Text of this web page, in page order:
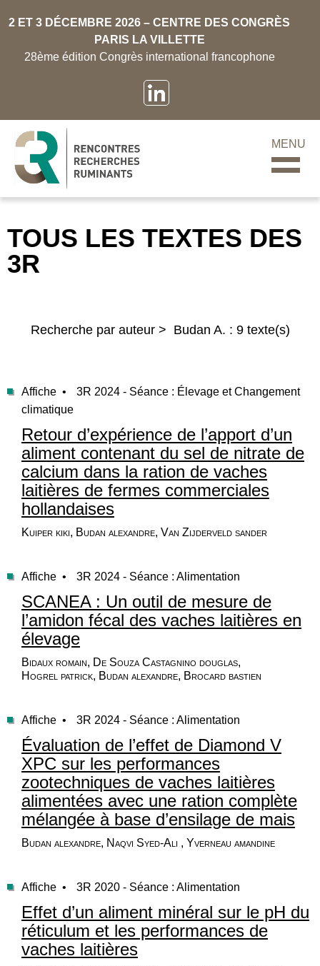
2 ET 3 DÉCEMBRE 2026 – CENTRE DES CONGRÈS
PARIS LA VILLETTE
28ème édition Congrès international francophone
MENU
TOUS LES TEXTES DES
3R
Recherche par auteur > Budan A. : 9 texte(s)
Affiche •
3R 2024 - Séance : Élevage et Changement
climatique
Retour d’expérience de l’apport d’un
aliment contenant du sel de nitrate de
calcium dans la ration de vaches
laitières de fermes commerciales
hollandaises
Kuiper kiki, Budan alexandre, Van Zijderveld sander
Affiche • 3R 2024 - Séance : Alimentation
SCANEA : Un outil de mesure de
l’amidon fécal des vaches laitières en
élevage
Bidaux romain, De Souza Castagnino douglas,
Hogrel patrick, Budan alexandre, Brocard bastien
Affiche • 3R 2024 - Séance : Alimentation
Évaluation de l’effet de Diamond V
XPC sur les performances
zootechniques de vaches laitières
alimentées avec une ration complète
mélangée à base d’ensilage de mais
Budan alexandre, Naqvi Syed-Ali , Yverneau amandine
Affiche • 3R 2020 - Séance : Alimentation
Effet d’un aliment minéral sur le pH du
réticulum et les performances de
vaches laitières